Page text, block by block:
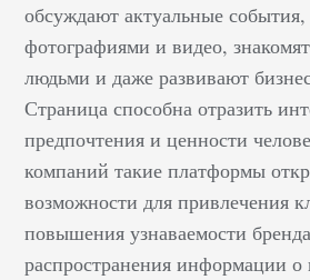
обсуждают актуальные
фотографиями и видео,
людьми и даже развивают
Страница способна отразить
предпочтения и ценности
компаний такие платформы
возможности для привлечения
повышения узнаваемости
распространения информации о